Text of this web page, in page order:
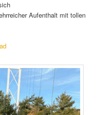
Aufenthalt mit tollen